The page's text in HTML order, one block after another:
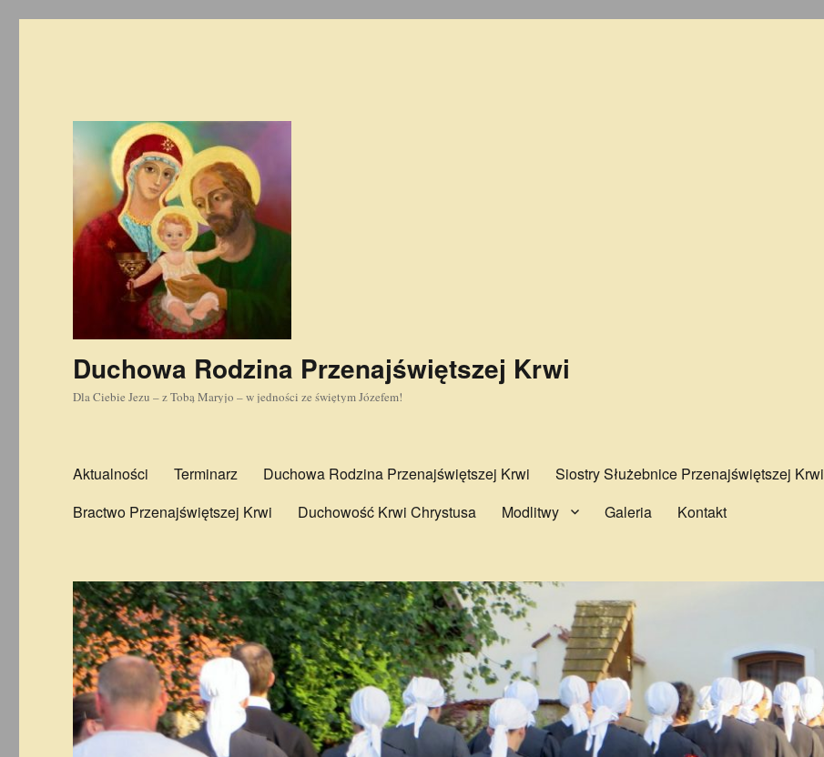
Duchowa Rodzina Przenajświętszej Krwi
Dla Ciebie Jezu – z Tobą Maryjo – w jedności ze świętym Józefem!
Aktualności Terminarz Duchowa Rodzina Przenajświętszej Krwi Siostry Służebnice Przenajświętszej Krwi
Bractwo Przenajświętszej Krwi
Duchowość Krwi Chrystusa Modlitwy Galeria Kontakt